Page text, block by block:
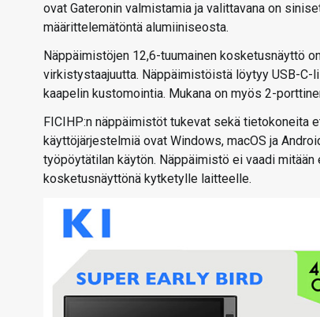
ovat Gateronin valmistamia ja valittavana on
määrittelemätöntä alumiiniseosta.
Näppäimistöjen 12,6-tuumainen kosketusnäyttö
virkistystaajuutta. Näppäimistöistä löytyy USB-
kaapelin kustomointia. Mukana on myös 2-
FICIHP:n näppäimistöt tukevat sekä tietokoneita
käyttöjärjestelmiä ovat Windows, macOS ja
työpöytätilan käytön. Näppäimistö ei vaadi
kosketusnäyttönä kytketylle laitteelle.